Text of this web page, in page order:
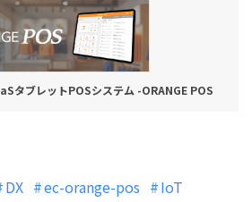
タブレットPOSシステム -ORANGE POS
DX ec-orange-pos
IoT